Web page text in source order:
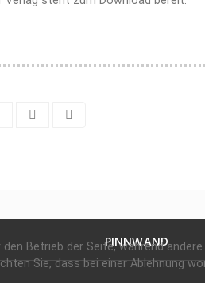
PINNWAND
Betrieb der Seite, während
Sie, dass bei einer Ablehnung